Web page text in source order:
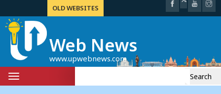
OLD WEBSITES
Web News
www.upwebnews.com
Toggle
navigation